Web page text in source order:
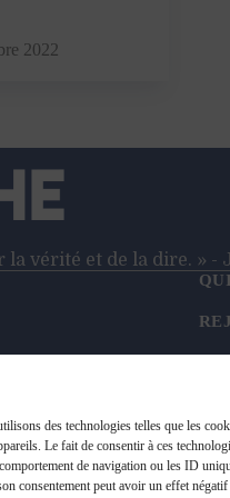
des technologies telles que les
Le fait de consentir à ces
de navigation ou les ID
consentement peut avoir un effet
2022
la vérité et de la dire. » -